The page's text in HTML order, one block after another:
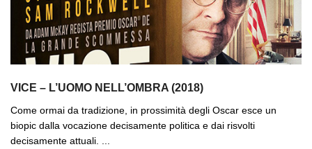
VICE – L’UOMO NELL’OMBRA (2018)
Come ormai da tradizione, in prossimità degli Oscar esce un
biopic dalla vocazione decisamente politica e dai risvolti
decisamente attuali. ...